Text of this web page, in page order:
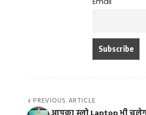
PREVIOUS ARTICLE